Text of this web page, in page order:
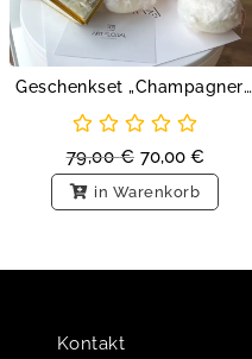
Geschenkset „Champagner Dreams“
79,00€ 70,00 €
in Warenkorb
Kontakt